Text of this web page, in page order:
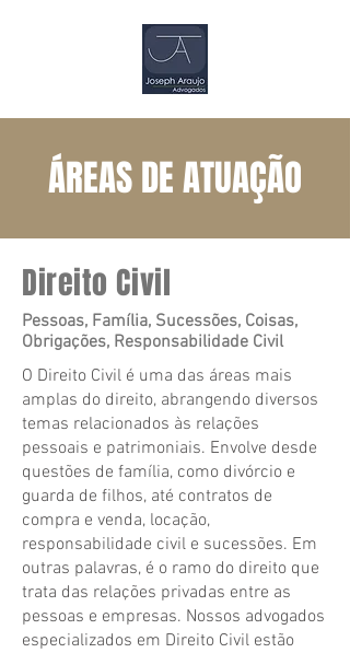
ÁREAS DE ATUAÇÃO
Direito Civil
Pessoas, Família, Sucessões, Coisas,
Obrigações, Responsabilidade Civil
O Direito Civil é uma das áreas mais
amplas do direito, abrangendo diversos
temas relacionados às relações
pessoais e patrimoniais. Envolve desde
questões de família, como divórcio e
guarda de filhos, até contratos de
compra e venda, locação,
responsabilidade civil e sucessões. Em
outras palavras, é o ramo do direito que
trata das relações privadas entre as
pessoas e empresas. Nossos advogados
especializados em Direito Civil estão